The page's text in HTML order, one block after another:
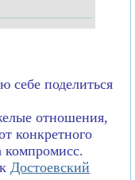
себе поделиться
отношения,
конкретного
компромисс.
Достоевский